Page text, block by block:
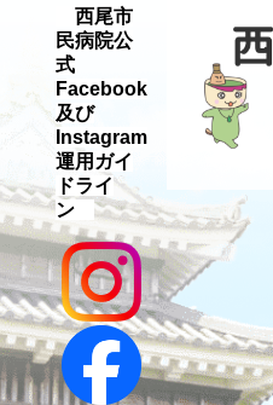
西尾市
民病院公
式
Facebook
及び
Instagram
運用ガイ
ドライ
ン